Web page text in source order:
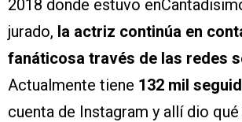
2018 donde estuvo
jurado, la actriz continúa en
fanáticosa través de las redes
Actualmente tiene 132 mil
cuenta de Instagram y allí dio qué